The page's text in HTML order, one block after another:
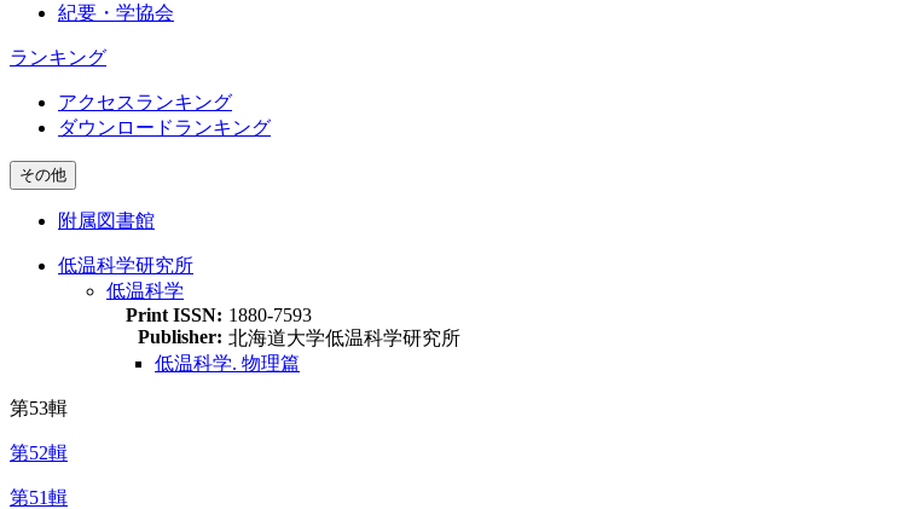
紀要・学協会
ランキング
アクセスランキング
ダウンロードランキング
その他
附属図書館
低温科学研究所
低温科学
Print ISSN: 1880-7593
Publisher: 北海道大学低温科学研究所
低温科学. 物理篇
第53輯
第52輯
第51輯